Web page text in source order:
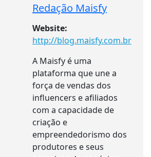
Redação Maisfy
Website:
http://blog.maisfy.com.br
A Maisfy é uma
plataforma que une a
força de vendas dos
influencers e afiliados
com a capacidade de
criação e
empreendedorismo dos
produtores e seus